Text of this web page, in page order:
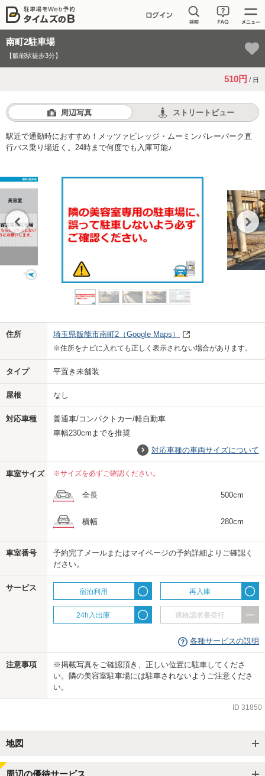
南町2駐車場
【飯能駅徒歩3分】
510円 / 日
周辺写真 ストリートビュー
駅近で通勤時におすすめ！メッツァビレッジ・ムーミンバレーパーク直
行バス乗り場近く。24時まで何度でも入庫可能♪
Previo
住所 埼玉県飯能市南町2 （Google Maps）
※住所をナビに入れても正しく表示されない場合があります。
タイプ 平置き未舗装
屋根 なし
対応車種
普通車/コンパクトカー/軽自動車
車幅230cmまでを推奨
対応車種の車両サイズについて
車室サイズ ※サイズを必ずご確認ください。
全長 500cm
横幅 280cm
車室番号
予約完了メールまたはマイページの予約詳細よりご確認く
ださい。
サービス 宿泊利用 再入庫
24h入出庫 適格請求書発行
各種サービスの説明
注意事項
※掲載写真をご確認頂き、正しい位置に駐車してくださ
い。隣の美容室駐車場には駐車されないようご注意くださ
い。
ID 31850
地図
周辺の優待サービス